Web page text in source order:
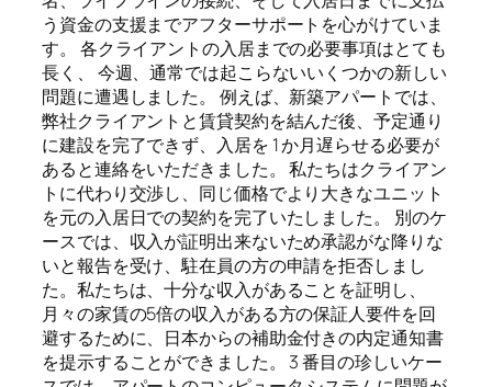
う資金の支援までアフターサポートを心がけていま
す。 各クライアントの入居までの必要事項はとても
長く、 今週、通常では起こらないいくつかの新しい
問題に遭遇しました。 例えば、新築アパートでは、
弊社クライアントと賃貸契約を結んだ後、予定通り
に建設を完了できず、入居を 1 か月遅らせる必要が
あると連絡をいただきました。 私たちはクライアン
トに代わり交渉し、同じ価格でより大きなユニット
を元の入居日での契約を完了いたしました。 別のケ
ースでは、収入が証明出来ないため承認がな降りな
いと報告を受け、駐在員の方の申請を拒否しまし
た。私たちは、十分な収入があることを証明し、
月々の家賃の5倍の収入がある方の保証人要件を回
避するために、日本からの補助金付きの内定通知書
を提示することができました。 3 番目の珍しいケー